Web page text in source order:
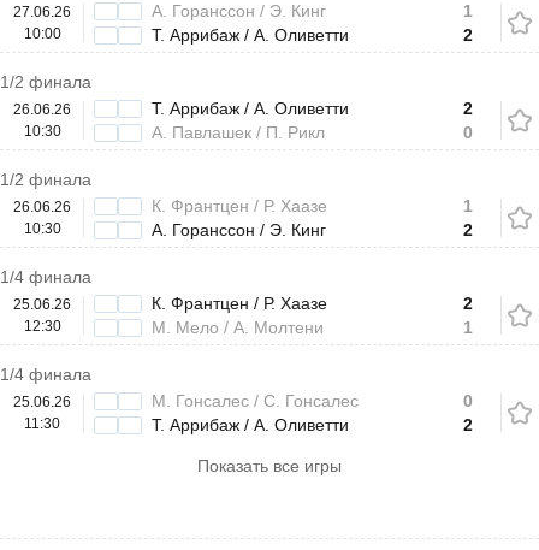
27.06.26
10:00
А. Горанссон / Э. Кинг
Т. Аррибаж / А. Оливетти
1
2
1/2 финала
26.06.26
10:30
Т. Аррибаж / А. Оливетти
А. Павлашек / П. Рикл
2
0
1/2 финала
26.06.26
10:30
К. Франтцен / Р. Хаазе
А. Горанссон / Э. Кинг
1
2
1/4 финала
25.06.26
12:30
К. Франтцен / Р. Хаазе
М. Мело / А. Молтени
2
1
1/4 финала
25.06.26
11:30
М. Гонсалес / С. Гонсалес
Т. Аррибаж / А. Оливетти
0
2
Показать все игры